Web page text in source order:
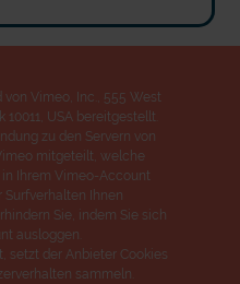
wieder auf" - Optimismus in der
Vimeo, Inc., 555 West
10011, USA bereitgestellt.
zu den Servern von
mitgeteilt, welche
in Ihrem Vimeo-Account
Surfverhalten Ihnen
Sie, indem Sie sich
ausloggen.
setzt der Anbieter Cookies
sammeln.